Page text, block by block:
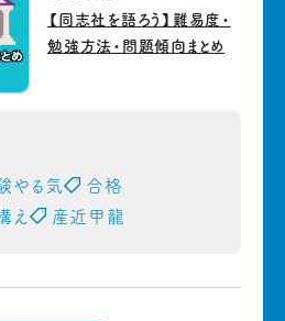
【同志社を語ろう】難易度・
勉強方法・問題傾向まとめ
やる気
合格
え 産近甲龍